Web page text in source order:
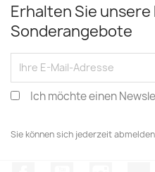
Erhalten Sie
Sonderangebote
Ich möchte einen
Sie können sich jederzeit